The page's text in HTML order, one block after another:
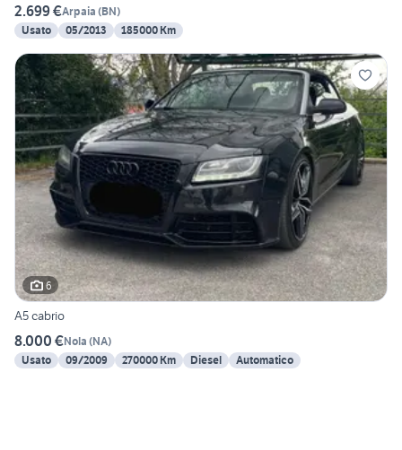
2.699 €Arpaia (BN)
Usato
05/2013 185000 Km
6
A5 cabrio
8.000 €Nola (NA)
Usato
09/2009 270000 Km Diesel Automatico